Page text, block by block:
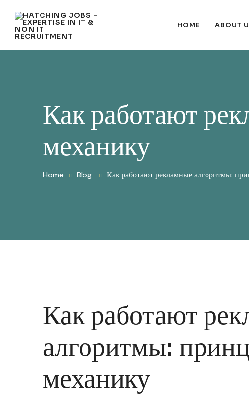
HOME ABOUT
Как работают
механику
Home Blog Как работают рекламные алгоритмы:
Как работают
алгоритмы:
механику